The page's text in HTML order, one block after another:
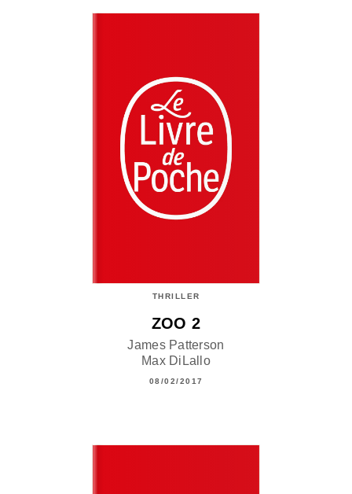
THRILLER
ZOO 2
James Patterson
Max DiLallo
08/02/2017